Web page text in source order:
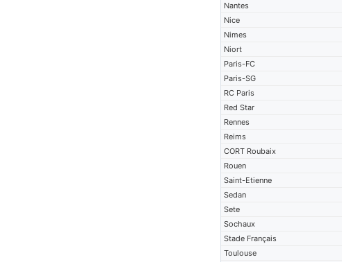
Nantes
Nice
Nimes
Niort
Paris-FC
Paris-SG
RC Paris
Red Star
Rennes
Reims
CORT Roubaix
Rouen
Saint-Etienne
Sedan
Sete
Sochaux
Stade Français
Toulouse